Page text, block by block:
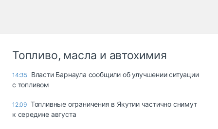
Топливо, масла и автохимия
14:35 Власти Барнаула сообщили об улучшении ситуации
с топливом
12:09 Топливные ограничения в Якутии частично снимут
к середине августа